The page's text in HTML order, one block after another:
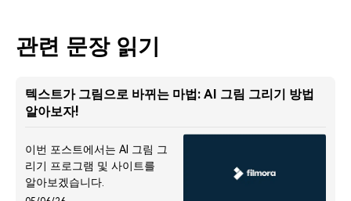
관련 문장 읽기
텍스트가 그림으로 바뀌는 마법: AI 그림 그리기 방법
알아보자!
이번 포스트에서는 AI 그림 그
리기 프로그램 및 사이트를
알아보겠습니다.